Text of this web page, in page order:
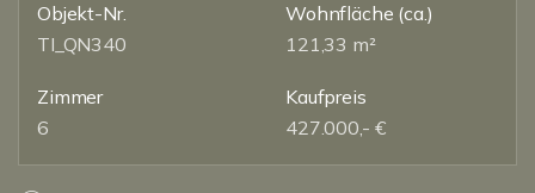
Objekt-Nr.
TI_QN340
Wohnfläche (ca.)
121,33 m²
Zimmer
6
Kaufpreis
427.000,- €